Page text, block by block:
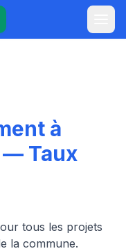
à
— Taux
tous les projets
la commune.